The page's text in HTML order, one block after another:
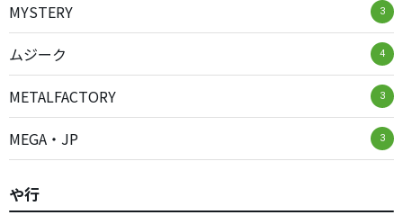
MYSTERY 3
ムジーク 4
METALFACTORY 3
MEGA・JP 3
や行